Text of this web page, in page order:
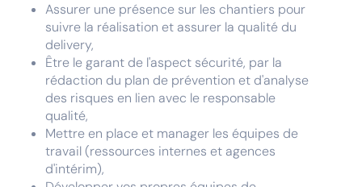
Assurer une présence sur les chantiers pour
suivre la réalisation et assurer la qualité du
delivery,
Être le garant de l'aspect sécurité, par la
rédaction du plan de prévention et d'analyse
des risques en lien avec le responsable
qualité,
Mettre en place et manager les équipes de
travail (ressources internes et agences
d'intérim),